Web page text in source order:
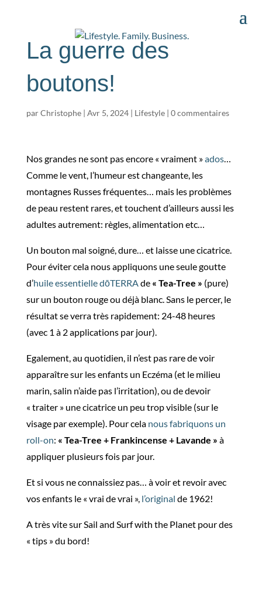
La guerre des
boutons!
parChristophe| Avr 5, 2024| Lifestyle| 0 commentaires
Nos grandes ne sont pas encore « vraiment »ados…
Comme le vent, l’humeur est changeante, les
montagnes Russes fréquentes… mais les problèmes
de peau restent rares, et touchent d’ailleurs aussi les
adultes autrement: règles, alimentation etc…
Un bouton mal soigné, dure… et laisse une cicatrice.
Pour éviter cela nous appliquons une seule goutte
d’huile essentielle dōTERRAde « Tea-Tree » (pure)
sur un bouton rouge ou déjà blanc. Sans le percer, le
résultat se verra très rapidement: 24-48 heures
(avec 1 à 2 applications par jour).
Egalement, au quotidien, il n’est pas rare de voir
apparaître sur les enfants un Eczéma (et le milieu
marin, salin n’aide pas l’irritation), ou de devoir
« traiter » une cicatrice un peu trop visible (sur le
visage par exemple). Pour cela nous fabriquons un
roll-on: « Tea-Tree + Frankincense + Lavande » à
appliquer plusieurs fois par jour.
Et si vous ne connaissiez pas… à voir et revoir avec
vos enfants le « vrai de vrai », l’original de 1962!
A très vite sur Sail and Surf with the Planet pour des
« tips » du bord!